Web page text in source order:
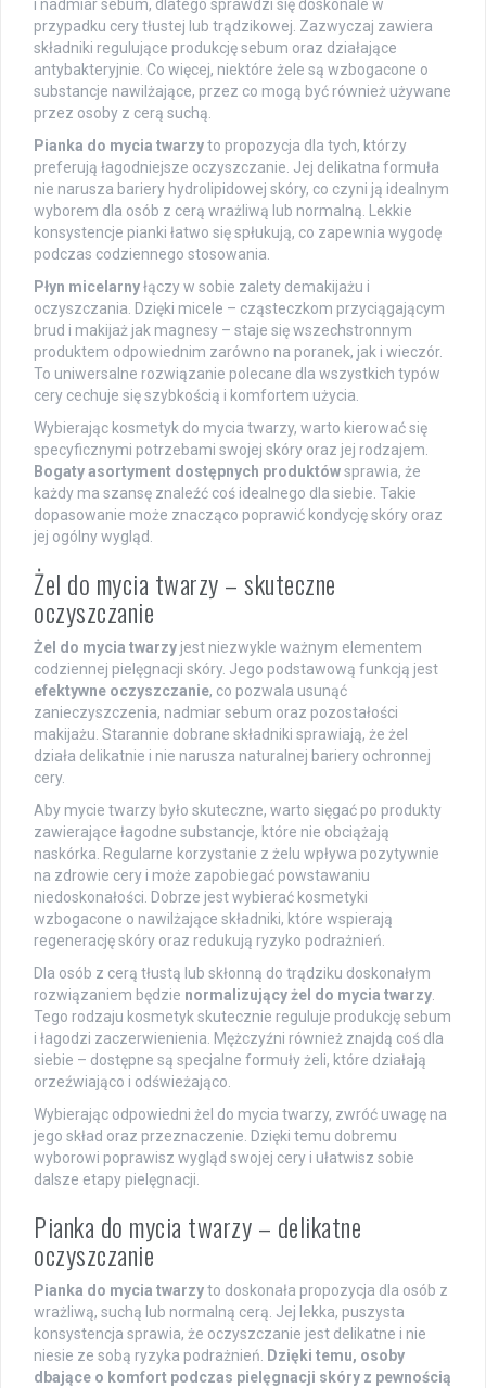
i nadmiar sebum, dlatego sprawdzi się doskonale w
przypadku cery tłustej lub trądzikowej. Zazwyczaj zawiera
składniki regulujące produkcję sebum oraz działające
antybakteryjnie. Co więcej, niektóre żele są wzbogacone o
substancje nawilżające, przez co mogą być również używane
przez osoby z cerą suchą.
Pianka do mycia twarzyto propozycja dla tych, którzy
preferują łagodniejsze oczyszczanie. Jej delikatna formuła
nie narusza bariery hydrolipidowej skóry, co czyni ją idealnym
wyborem dla osób z cerą wrażliwą lub normalną. Lekkie
konsystencje pianki łatwo się spłukują, co zapewnia wygodę
podczas codziennego stosowania.
Płyn micelarnyłączy w sobie zalety demakijażu i
oczyszczania. Dzięki micele – cząsteczkom przyciągającym
brud i makijaż jak magnesy – staje się wszechstronnym
produktem odpowiednim zarówno na poranek, jak i wieczór.
To uniwersalne rozwiązanie polecane dla wszystkich typów
cery cechuje się szybkością i komfortem użycia.
Wybierając kosmetyk do mycia twarzy, warto kierować się
specyficznymi potrzebami swojej skóry oraz jej rodzajem.
Bogaty asortyment dostępnych produktówsprawia, że
każdy ma szansę znaleźć coś idealnego dla siebie. Takie
dopasowanie może znacząco poprawić kondycję skóry oraz
jej ogólny wygląd.
Żel do mycia twarzy – skuteczne
oczyszczanie
Żel do mycia twarzy jest niezwykle ważnym elementem
codziennej pielęgnacji skóry. Jego podstawową funkcją jest
efektywne oczyszczanie, co pozwala usunąć
zanieczyszczenia, nadmiar sebum oraz pozostałości
makijażu. Starannie dobrane składniki sprawiają, że żel
działa delikatnie i nie narusza naturalnej bariery ochronnej
cery.
Aby mycie twarzy było skuteczne, warto sięgać po produkty
zawierające łagodne substancje, które nie obciążają
naskórka. Regularne korzystanie z żelu wpływa pozytywnie
na zdrowie cery i może zapobiegać powstawaniu
niedoskonałości. Dobrze jest wybierać kosmetyki
wzbogacone o nawilżające składniki, które wspierają
regenerację skóry oraz redukują ryzyko podrażnień.
Dla osób z cerą tłustą lub skłonną do trądziku doskonałym
rozwiązaniem będzie normalizujący żel do mycia twarzy.
Tego rodzaju kosmetyk skutecznie reguluje produkcję sebum
i łagodzi zaczerwienienia. Mężczyźni również znajdą coś dla
siebie – dostępne są specjalne formuły żeli, które działają
orzeźwiająco i odświeżająco.
Wybierając odpowiedni żel do mycia twarzy, zwróć uwagę na
jego skład oraz przeznaczenie. Dzięki temu dobremu
wyborowi poprawisz wygląd swojej cery i ułatwisz sobie
dalsze etapy pielęgnacji.
Pianka do mycia twarzy – delikatne
oczyszczanie
Pianka do mycia twarzyto doskonała propozycja dla osób z
wrażliwą, suchą lub normalną cerą. Jej lekka, puszysta
konsystencja sprawia, że oczyszczanie jest delikatne i nie
niesie ze sobą ryzyka podrażnień. Dzięki temu, osoby
dbające o komfort podczas pielęgnacji skóry z pewnością